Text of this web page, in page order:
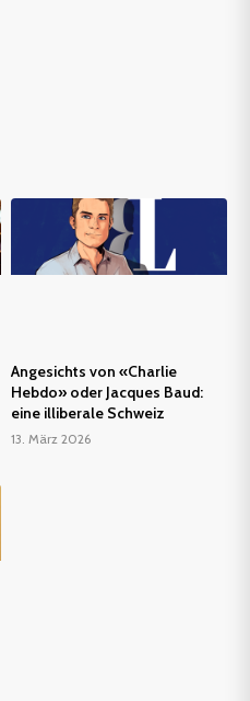
Angesichts von «Charlie
Hebdo» oder Jacques Baud:
eine illiberale Schweiz
13. März 2026